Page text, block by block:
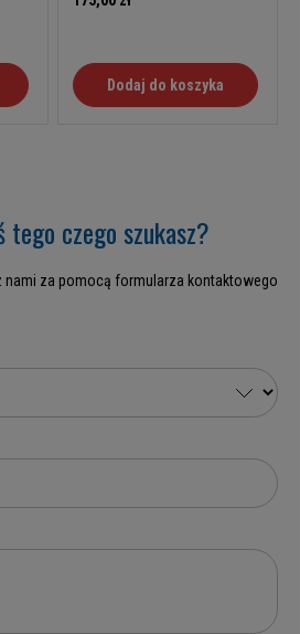
Dodaj do koszyka
tego czego szukasz?
nami za pomocą formularza kontaktowego